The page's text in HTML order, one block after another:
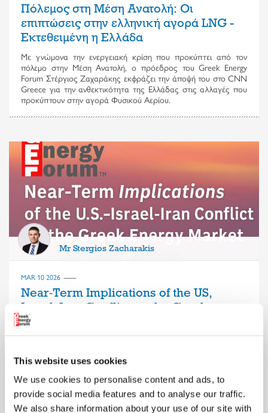
This website uses cookies
We use cookies to personalise content and ads, to
provide social media features and to analyse our traffic.
We also share information about your use of our site with
Πόλεμος στη Μέση Ανατολή: Οι
επιπτώσεις στην ελληνική αγορά LNG -
Εκτεθειμένη η Ελλάδα
Με γνώμονα την ενεργειακή κρίση που προκύπτει από τον
πόλεμο στην Μέση Ανατολή, ο πρόεδρος του Greek Energy
Forum Στέργιος Ζαχαράκης εκφράζει την άποψή του στο CNN
Greece για την ανθεκτικότητα της Ελλάδας στις αλλαγές που
προκύπτουν στην αγορά Φυσικού Αερίου.
Mr Stergios Zacharakis
MAR 10 2026
Near‑Term Implications of the US,
Israel–Iran Conflict on the Greek
Energy Market
gas—areas where Greece plays a growing regional role.